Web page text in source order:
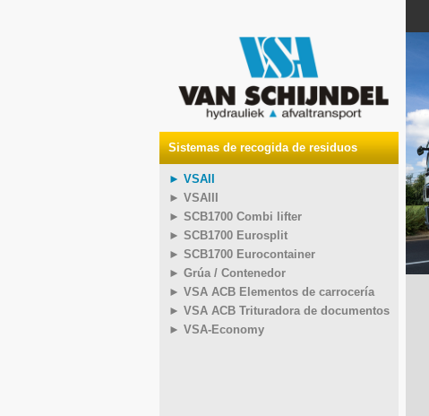
Sistemas de recogida de residuos
► VSAII
► VSAIII
► SCB1700 Combi lifter
► SCB1700 Eurosplit
► SCB1700 Eurocontainer
► Grúa / Contenedor
► VSA ACB Elementos de carrocería
► VSA ACB Trituradora de documentos
► VSA-Economy